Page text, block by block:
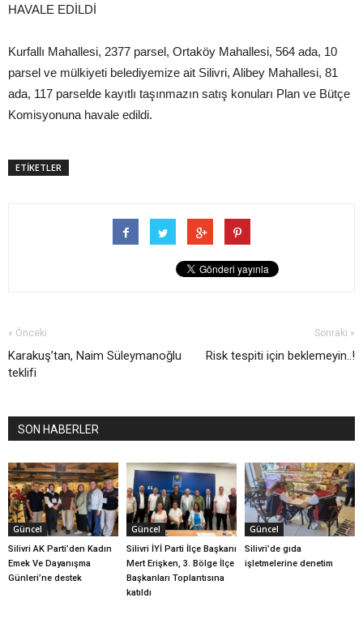
HAVALE EDİLDİ
Kurfallı Mahallesi, 2377 parsel, Ortaköy Mahallesi, 564 ada, 10
parsel ve mülkiyeti belediyemize ait Silivri, Alibey Mahallesi, 81
ada, 117 parselde kayıtlı taşınmazın satış konuları Plan ve Bütçe
Komisyonuna havale edildi.
ETİKETLER
« Önceki
Karakuş’tan, Naim Süleymanoğlu
teklifi
Sonraki »
Risk tespiti için beklemeyin..!
SON HABERLER
Güncel
Silivri AK Parti’den Kadın
Emek Ve Dayanışma
Günleri’ne destek
Güncel
Silivri İYİ Parti İlçe Başkanı
Mert Erişken, 3. Bölge İlçe
Başkanları Toplantısına
katıldı
Güncel
Silivri’de gıda
işletmelerine denetim